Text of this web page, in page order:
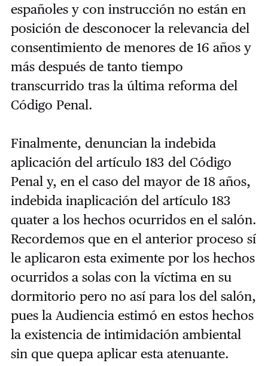
españoles y con instrucción no están en
posición de desconocer la relevancia del
consentimiento de menores de 16 años y
más después de tanto tiempo
transcurrido tras la última reforma del
Código Penal.
Finalmente, denuncian la indebida
aplicación del artículo 183 del Código
Penal y, en el caso del mayor de 18 años,
indebida inaplicación del artículo 183
quater a los hechos ocurridos en el salón.
Recordemos que en el anterior proceso sí
le aplicaron esta eximente por los hechos
ocurridos a solas con la víctima en su
dormitorio pero no así para los del salón,
pues la Audiencia estimó en estos hechos
la existencia de intimidación ambiental
sin que quepa aplicar esta atenuante.